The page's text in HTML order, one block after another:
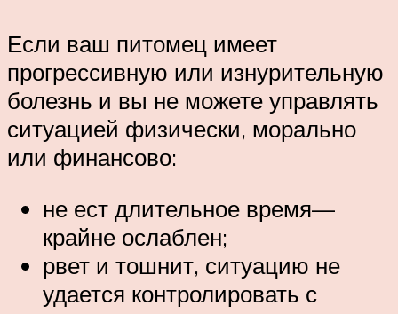
Если ваш питомец имеет
прогрессивную или изнурительную
болезнь и вы не можете управлять
ситуацией физически, морально
или финансово:
не ест длительное время—
крайне ослаблен;
рвет и тошнит, ситуацию не
удается контролировать с